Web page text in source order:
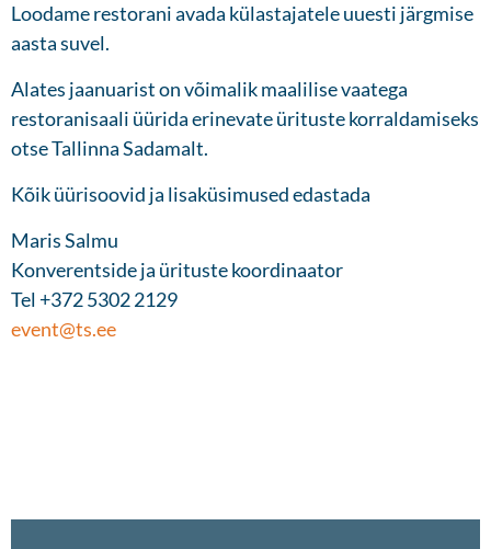
Loodame restorani avada külastajatele uuesti järgmise
aasta suvel.
Alates jaanuarist on võimalik maalilise vaatega
restoranisaali üürida erinevate ürituste korraldamiseks
otse Tallinna Sadamalt.
Kõik üürisoovid ja lisaküsimused edastada
Maris Salmu
Konverentside ja ürituste koordinaator
Tel +372 5302 2129
event@ts.ee